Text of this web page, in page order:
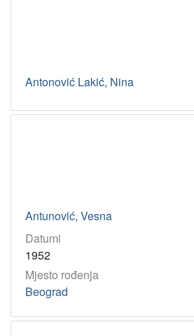
Antonović Lakić, Nina
Antunović, Vesna
Datumi
1952
Mjesto rođenja
Beograd